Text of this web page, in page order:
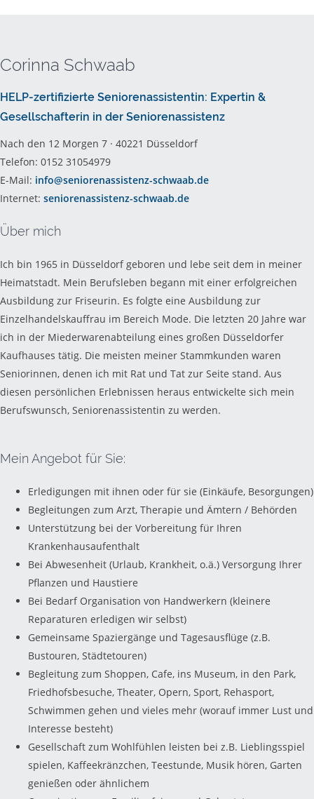
Corinna Schwaab
HELP-zertifizierte Seniorenassistentin: Expertin &
Gesellschafterin in der Seniorenassistenz
Nach den 12 Morgen 7 · 40221 Düsseldorf
Telefon: 0152 31054979
E-Mail: info@seniorenassistenz-schwaab.de
Internet: seniorenassistenz-schwaab.de
Über mich
Ich bin 1965 in Düsseldorf geboren und lebe seit dem in meiner
Heimatstadt. Mein Berufsleben begann mit einer erfolgreichen
Ausbildung zur Friseurin. Es folgte eine Ausbildung zur
Einzelhandelskauffrau im Bereich Mode. Die letzten 20 Jahre war
ich in der Miederwarenabteilung eines großen Düsseldorfer
Kaufhauses tätig. Die meisten meiner Stammkunden waren
Seniorinnen, denen ich mit Rat und Tat zur Seite stand. Aus
diesen persönlichen Erlebnissen heraus entwickelte sich mein
Berufswunsch, Seniorenassistentin zu werden.
Mein Angebot für Sie:
Erledigungen mit ihnen oder für sie (Einkäufe, Besorgungen)
Begleitungen zum Arzt, Therapie und Ämtern / Behörden
Unterstützung bei der Vorbereitung für Ihren
Krankenhausaufenthalt
Bei Abwesenheit (Urlaub, Krankheit, o.ä.) Versorgung Ihrer
Pflanzen und Haustiere
Bei Bedarf Organisation von Handwerkern (kleinere
Reparaturen erledigen wir selbst)
Gemeinsame Spaziergänge und Tagesausflüge (z.B.
Bustouren, Städtetouren)
Begleitung zum Shoppen, Cafe, ins Museum, in den Park,
Friedhofsbesuche, Theater, Opern, Sport, Rehasport,
Schwimmen gehen und vieles mehr (worauf immer Lust und
Interesse besteht)
Gesellschaft zum Wohlfühlen leisten bei z.B. Lieblingsspiel
spielen, Kaffeekränzchen, Teestunde, Musik hören, Garten
genießen oder ähnlichem